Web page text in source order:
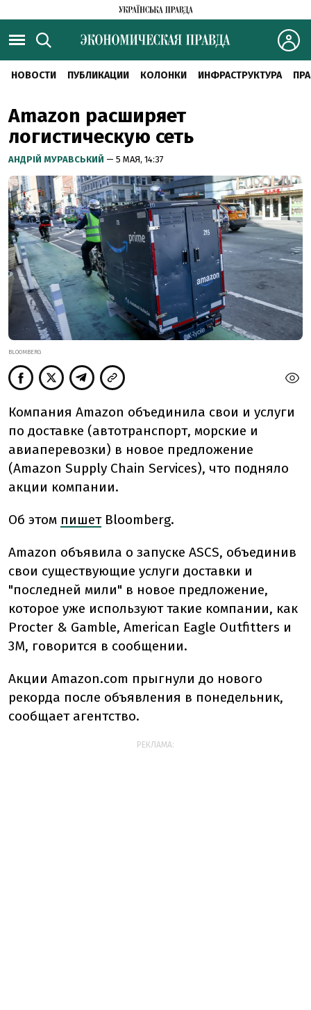
НОВОСТИ ПУБЛИКАЦИИ КОЛОНКИ ИНФРАСТРУКТУРА
Amazon расширяет
логистическую сеть
АНДРІЙ МУРАВСЬКИЙ — 5 МАЯ, 14:37
BLOOMBERG
Компания Amazon объединила свои и услуги
по доставке (автотранспорт, морские и
авиаперевозки) в новое предложение
(Amazon Supply Chain Services), что подняло
акции компании.
Об этом пишет Bloomberg.
Amazon объявила о запуске ASCS, объединив
свои существующие услуги доставки и
"последней мили" в новое предложение,
которое уже используют такие компании, как
Procter & Gamble, American Eagle Outfitters и
3M, говорится в сообщении.
Акции Amazon.com прыгнули до нового
рекорда после объявления в понедельник,
сообщает агентство.
РЕКЛАМА: